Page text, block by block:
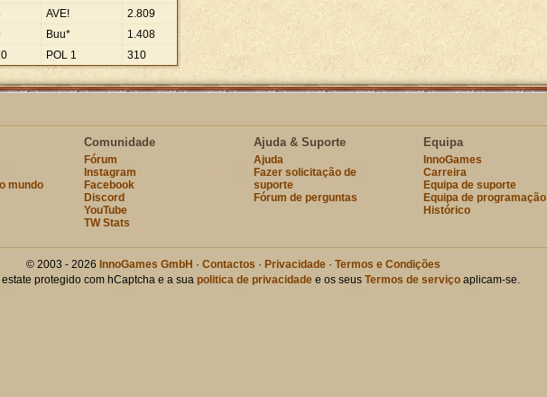
AVE! 2.809
Buu* 1.408
POL 1 310
mundo
Comunidade
Fórum
Instagram
Facebook
Discord
YouTube
TW Stats
Ajuda & Suporte
Ajuda
Fazer solicitação de
suporte
Fórum de perguntas
Equipa
InnoGames
Carreira
Equipa de suporte
Equipa de programação
Histórico
© 2003 - 2026 InnoGames GmbH · Contactos · Privacidade· Termos e Condições
estate protegido com hCaptcha e a sua politica de privacidadee os seus Termos de serviçoaplicam-se.